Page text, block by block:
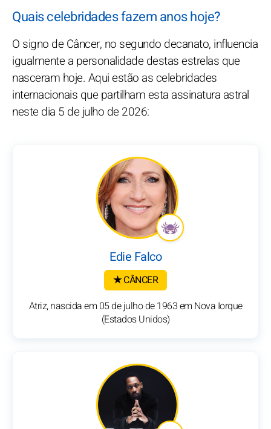
Quais celebridades fazem anos hoje?
O signo de Câncer, no segundo decanato, influencia
igualmente a personalidade destas estrelas que
nasceram hoje. Aqui estão as celebridades
internacionais que partilham esta assinatura astral
neste dia 5 de julho de 2026:
Edie Falco
★ CÂNCER
Atriz, nascida em 05 de julho de 1963 em Nova Iorque
(Estados Unidos)